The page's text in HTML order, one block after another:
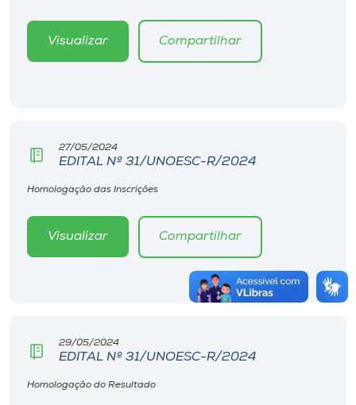
Visualizar Compartilhar
27/05/2024
EDITAL Nº 31/UNOESC-R/2024
Homologação das Inscrições
Visualizar Compartilhar
29/05/2024
EDITAL Nº 31/UNOESC-R/2024
Homologação do Resultado